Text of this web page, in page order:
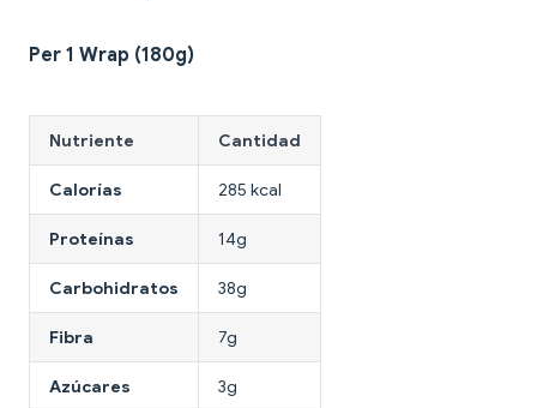
Per 1 Wrap (180g)
Nutriente Cantidad
Calorías 285 kcal
Proteínas 14g
Carbohidratos 38g
Fibra 7g
Azúcares 3g